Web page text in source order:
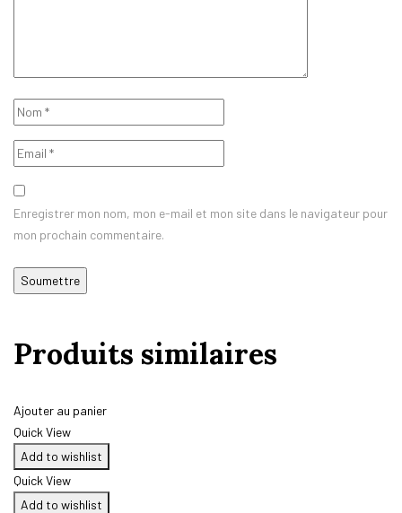
Enregistrer mon nom, mon e-mail et mon site dans le navigateur pour
mon prochain commentaire.
Produits similaires
Ajouter au panier
Quick View
Add to wishlist
Quick View
Add to wishlist